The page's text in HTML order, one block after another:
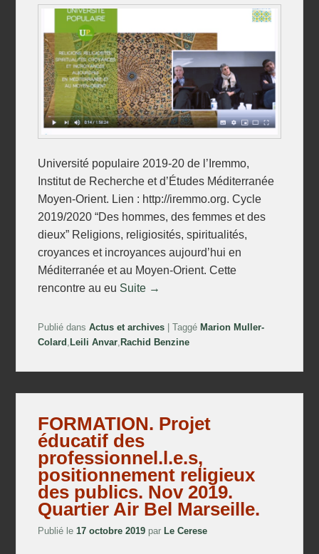
Université populaire 2019-20 de l’Iremmo,
Institut de Recherche et d’Études Méditerranée
Moyen-Orient. Lien : http://iremmo.org. Cycle
2019/2020 “Des hommes, des femmes et des
dieux” Religions, religiosités, spiritualités,
croyances et incroyances aujourd’hui en
Méditerranée et au Moyen-Orient. Cette
rencontre au eu Suite →
Publié dans Actus et archives |Taggé Marion Muller-
Colard ,Leili Anvar ,Rachid Benzine
FORMATION. Projet
éducatif des
professionnel.l.e.s,
positionnement religieux
des publics. Nov 2019.
Quartier Air Bel Marseille.
Publié le 17 octobre 2019 parLe Cerese